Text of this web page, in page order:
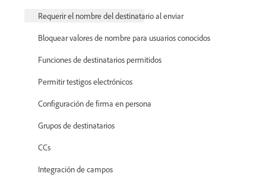
Requerir el nombre del destinatario al enviar
Bloquear valores de nombre para usuarios conocidos
Funciones de destinatarios permitidos
Permitir testigos electrónicos
Configuración de firma en persona
Grupos de destinatarios
CCs
Integración de campos